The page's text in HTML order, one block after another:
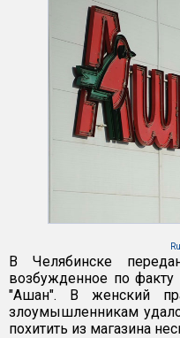
В Челябинске
возбужденное по
"Ашан". В женский
злоумышленникам
похитить из магазина